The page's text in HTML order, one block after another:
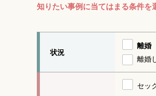
知りたい事例に当てはまる条件を
状況
離婚
離婚
セッ